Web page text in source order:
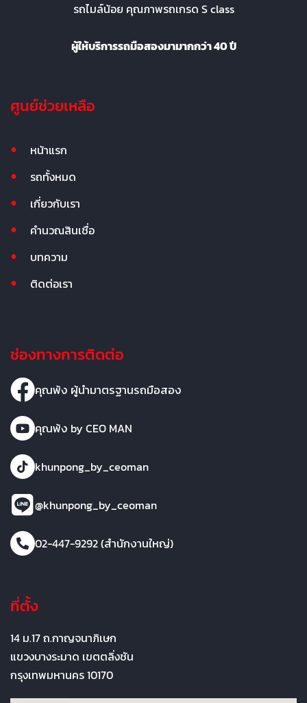
รถไมล์น้อย คุณภาพรถเกรด S class
ผู้ให้บริการรถมือสองมามากกว่า 40 ปี
ศูนย์ช่วยเหลือ
หน้าแรก
รถทั้งหมด
เกี่ยวกับเรา
คำนวณสินเชื่อ
บทความ
ติดต่อเรา
ช่องทางการติดต่อ
คุณพ้ง ผู้นำมาตรฐานรถมือสอง
คุณพ้ง by CEO MAN
khunpong_by_ceoman
@khunpong_by_ceoman
02-447-9292 (สำนักงานใหญ่)
ที่ตั้ง
14 ม.17 ถ.กาญจนาภิเษก
แขวงบางระมาด เขตตลิ่งชัน
กรุงเทพมหานคร 10170